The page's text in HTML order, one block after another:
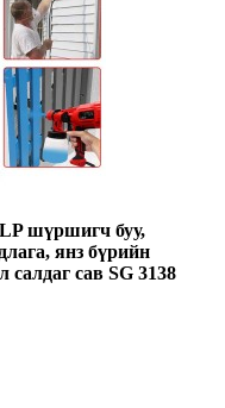
шүршигч буу,
янз бүрийн
салдаг сав SG 3138